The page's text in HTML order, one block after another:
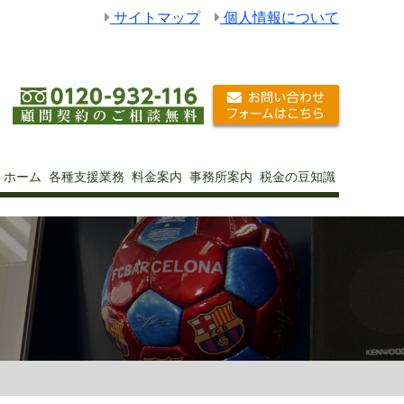
サイトマップ 個人情報について
ホーム 各種支援業務 料金案内 事務所案内 税金の豆知識